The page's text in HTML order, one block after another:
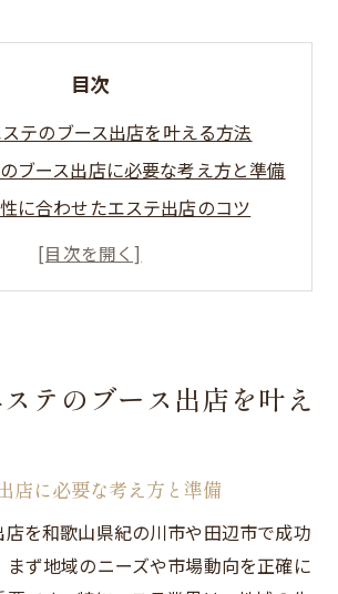
目次
テのブース出店を叶える方法
ブース出店に必要な考え方と準備
に合わせたエステ出店のコツ
運営で重視すべきポイントとは
店前に確認したい地域特性
型エステ成功の準備とポイント
の集客に活かせる地域情報の活用
を活かしたエステ出店戦略とは
田辺市におけるエステの魅力発信術
テのブース出店を叶え
店に必要な考え方と準備
を和歌山県紀の川市や田辺市で成功
まず地域のニーズや市場動向を正確に